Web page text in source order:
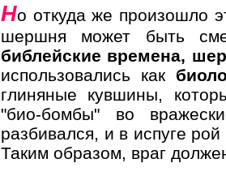
Но откуда же произошло
шершня может быть
библейские времена,
использовались как
глиняные кувшины,
"био-бомбы" во
разбивался, и в испуге
Таким образом, враг